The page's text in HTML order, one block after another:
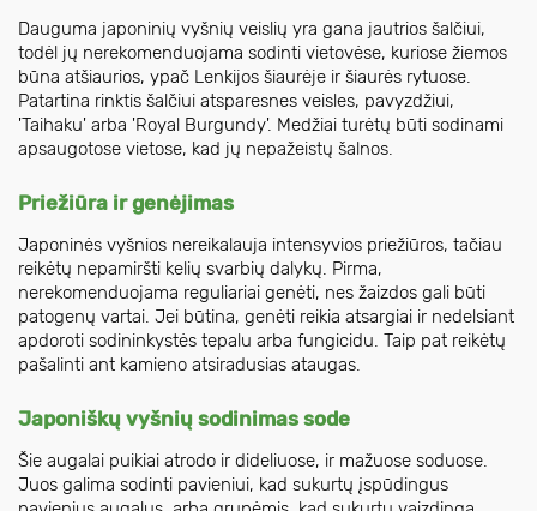
Dauguma japoninių vyšnių veislių yra gana jautrios šalčiui,
todėl jų nerekomenduojama sodinti vietovėse, kuriose žiemos
būna atšiaurios, ypač Lenkijos šiaurėje ir šiaurės rytuose.
Patartina rinktis šalčiui atsparesnes veisles, pavyzdžiui,
'Taihaku' arba 'Royal Burgundy'. Medžiai turėtų būti sodinami
apsaugotose vietose, kad jų nepažeistų šalnos.
Priežiūra ir genėjimas
Japoninės vyšnios nereikalauja intensyvios priežiūros, tačiau
reikėtų nepamiršti kelių svarbių dalykų. Pirma,
nerekomenduojama reguliariai genėti, nes žaizdos gali būti
patogenų vartai. Jei būtina, genėti reikia atsargiai ir nedelsiant
apdoroti sodininkystės tepalu arba fungicidu. Taip pat reikėtų
pašalinti ant kamieno atsiradusias ataugas.
Japoniškų vyšnių sodinimas sode
Šie augalai puikiai atrodo ir dideliuose, ir mažuose soduose.
Juos galima sodinti pavieniui, kad sukurtų įspūdingus